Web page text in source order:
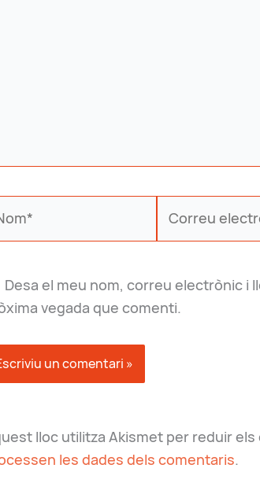
electrònic*
Desa el meu nom, correu electrònic i
vegada que comenti.
lloc utilitza Akismet per reduir
les dades dels comentaris.